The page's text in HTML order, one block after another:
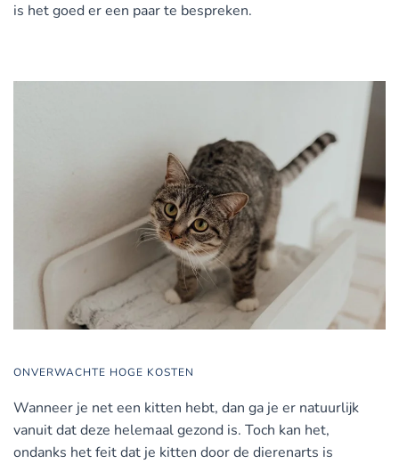
is het goed er een paar te bespreken.
ONVERWACHTE HOGE KOSTEN
Wanneer je net een kitten hebt, dan ga je er natuurlijk
vanuit dat deze helemaal gezond is. Toch kan het,
ondanks het feit dat je kitten door de dierenarts is